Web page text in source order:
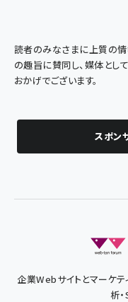
読者のみなさまに上質の
の趣旨に賛同し、媒体とし
おかげでございます。
スポン
企業Webサイトとマーケ
析